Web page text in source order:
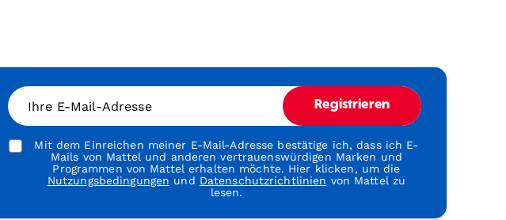
Ihre E-Mail-Adresse Registrieren
Mit dem Einreichen meiner E-Mail-Adresse bestätige ich, dass ich E-
Mails von Mattel und anderen vertrauenswürdigen Marken und
Programmen von Mattel erhalten möchte. Hier klicken, um die
Nutzungsbedingungen und Datenschutzrichtlinien von Mattel zu
lesen.